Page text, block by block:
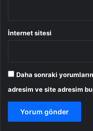
İnternet sitesi
Daha sonraki
adresim ve site adresim